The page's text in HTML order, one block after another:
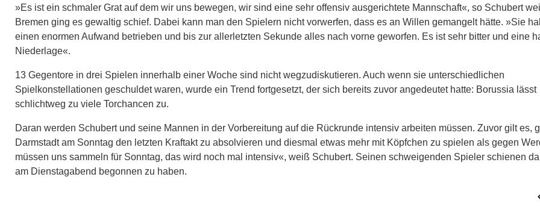
»Es ist ein schmaler Grat auf dem wir uns bewegen, wir sind eine sehr offensiv ausgerichtete Mannschaft«, so Schubert
Bremen ging es gewaltig schief. Dabei kann man den Spielern nicht vorwerfen, dass es an Willen gemangelt hätte. »Sie
einen enormen Aufwand betrieben und bis zur allerletzten Sekunde alles nach vorne geworfen. Es ist sehr bitter und eine
Niederlage«.
13 Gegentore in drei Spielen innerhalb einer Woche sind nicht wegzudiskutieren. Auch wenn sie unterschiedlichen
Spielkonstellationen geschuldet waren, wurde ein Trend fortgesetzt, der sich bereits zuvor angedeutet hatte: Borussia lässt
schlichtweg zu viele Torchancen zu.
Daran werden Schubert und seine Mannen in der Vorbereitung auf die Rückrunde intensiv arbeiten müssen. Zuvor gilt es,
Darmstadt am Sonntag den letzten Kraftakt zu absolvieren und diesmal etwas mehr mit Köpfchen zu spielen als gegen
müssen uns sammeln für Sonntag, das wird noch mal intensiv«, weiß Schubert. Seinen schweigenden Spieler schienen
am Dienstagabend begonnen zu haben.